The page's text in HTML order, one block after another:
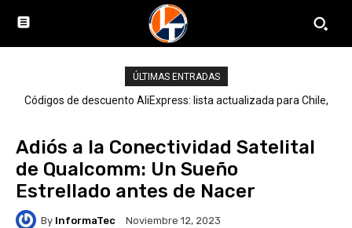
ÚLTIMAS ENTRADAS
Códigos de descuento AliExpress: lista actualizada para Chile,
Adiós a la Conectividad Satelital
de Qualcomm: Un Sueño
Estrellado antes de Nacer
By InformaTec Noviembre 12, 2023